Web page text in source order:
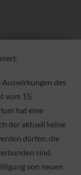
des
vom 15.
hat eine
der aktuell keine
dürfen, die
sind.
von neuen